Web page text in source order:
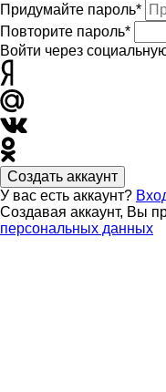
Придумайте пароль*
Повторите пароль*
Войти через
Создать аккаунт
У вас есть аккаунт?
Создавая аккаунт, Вы
персональных данных